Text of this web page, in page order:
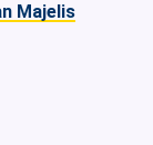
Majelis